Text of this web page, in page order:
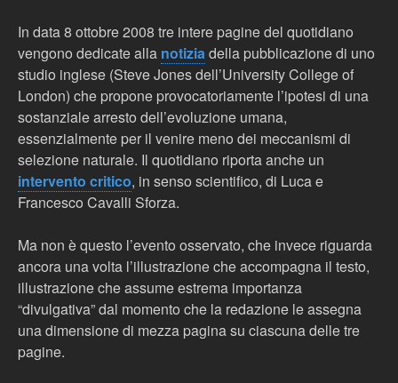
In data 8 ottobre 2008 tre intere pagine del quotidiano
vengono dedicate alla notiziadella pubblicazione di uno
studio inglese (Steve Jones dell’University College of
London) che propone provocatoriamente l’ipotesi di una
sostanziale arresto dell’evoluzione umana,
essenzialmente per il venire meno dei meccanismi di
selezione naturale. Il quotidiano riporta anche un
intervento critico, in senso scientifico, di Luca e
Francesco Cavalli Sforza.
Ma non è questo l’evento osservato, che invece riguarda
ancora una volta l’illustrazione che accompagna il testo,
illustrazione che assume estrema importanza
“divulgativa” dal momento che la redazione le assegna
una dimensione di mezza pagina su ciascuna delle tre
pagine.